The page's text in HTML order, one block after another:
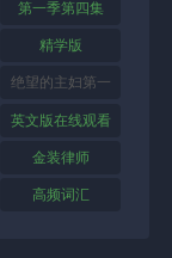
第一季第四集
精学版
绝望的主妇第一
季
英文版在线观看
金装律师
高频词汇